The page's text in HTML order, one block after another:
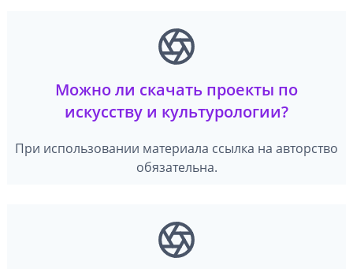
Можно ли скачать проекты по
искусству и культурологии?
При использовании материала ссылка на авторство
обязательна.